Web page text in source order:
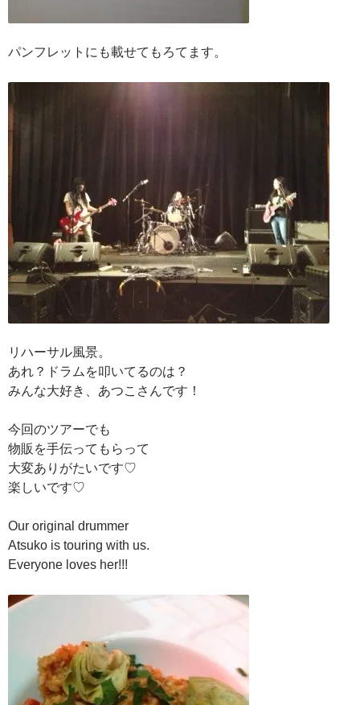
パンフレットにも載せてもろてます。
リハーサル風景。
あれ？ドラムを叩いてるのは？
みんな大好き、あつこさんです！
今回のツアーでも
物販を手伝ってもらって
大変ありがたいです♡
楽しいです♡
Our original drummer
Atsuko is touring with us.
Everyone loves her!!!